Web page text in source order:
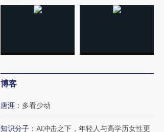
博客
唐涯 ： 多看少动
知识分子 ： AI冲击之下，年轻人与高学历女性更